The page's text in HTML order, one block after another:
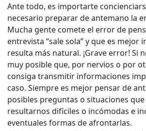
Ante todo, es importarte
necesario preparar de antemano la
Mucha gente comete el error de
entrevista “sale sola” y que es mejor
resulta más natural. ¡Grave error! Si
muy posible que, por nervios o por
consiga transmitir informaciones
caso. Siempre es mejor pensar de
posibles preguntas o situaciones
resultarnos difíciles o incómodas e
eventuales formas de afrontarlas.